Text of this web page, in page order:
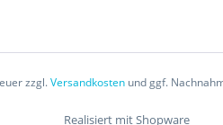
zzgl.Versandkostenund ggf.
Realisiert mit Shopware